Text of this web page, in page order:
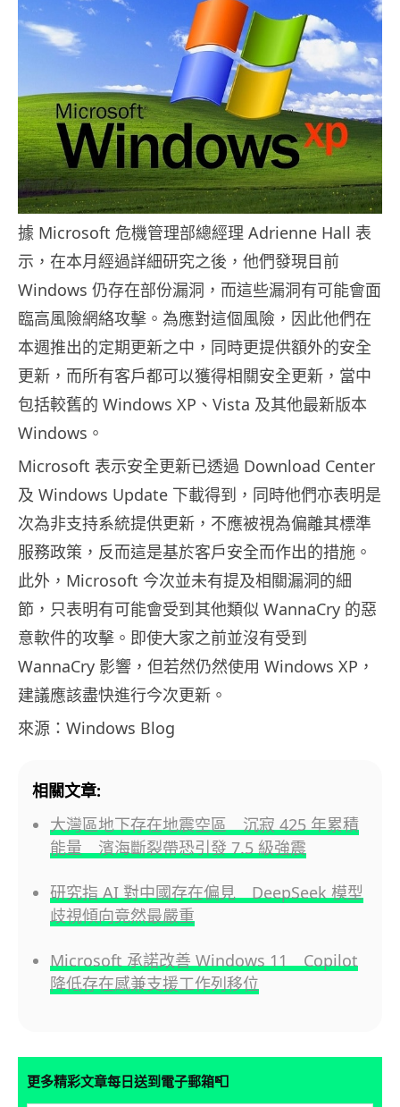
據 Microsoft 危機管理部總經理 Adrienne Hall 表
示，在本月經過詳細研究之後，他們發現目前
Windows 仍存在部份漏洞，而這些漏洞有可能會面
臨高風險網絡攻擊。為應對這個風險，因此他們在
本週推出的定期更新之中，同時更提供額外的安全
更新，而所有客戶都可以獲得相關安全更新，當中
包括較舊的 Windows XP、Vista 及其他最新版本
Windows。
Microsoft 表示安全更新已透過 Download Center
及 Windows Update 下載得到，同時他們亦表明是
次為非支持系統提供更新，不應被視為偏離其標準
服務政策，反而這是基於客戶安全而作出的措施。
此外，Microsoft 今次並未有提及相關漏洞的細
節，只表明有可能會受到其他類似 WannaCry 的惡
意軟件的攻擊。即使大家之前並沒有受到
WannaCry 影響，但若然仍然使用 Windows XP，
建議應該盡快進行今次更新。
來源：Windows Blog
相關文章:
大灣區地下存在地震空區 沉寂 425 年累積
能量 濱海斷裂帶恐引發 7.5 級強震
研究指 AI 對中國存在偏見 DeepSeek 模型
歧視傾向竟然最嚴重
Microsoft 承諾改善 Windows 11 Copilot
降低存在感兼支援工作列移位
更多精彩文章每日送到電子郵箱📮